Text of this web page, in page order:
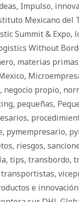
, Impulso,
Mexicano del
Summit & Expo,
Without
, materias primas
,
, negocio propio,
, pequeñas,
,
, pymempresario,
, riesgos,
, tips, transbordo,
transportistas,
e innovación